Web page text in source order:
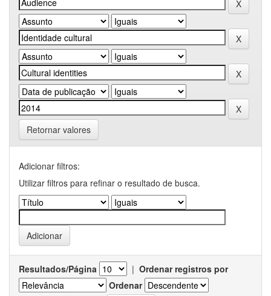
Retornar valores
Adicionar filtros:
Utilizar filtros para refinar o resultado de busca.
Resultados/Página | Ordenar registros por
Ordenar